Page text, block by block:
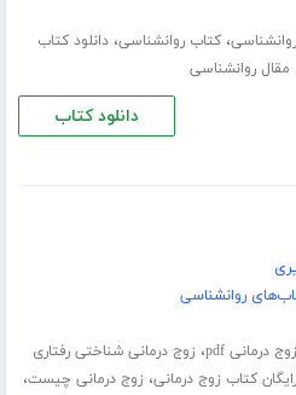
روانشناسی،کتاب روانشناسی،دانلود کتاب
مقال روانشناسی
دانلود کتاب
روانشناسی
زوج درمانی pdf ، زوج درمانی شناختی رفتاری
کتاب زوج درمانی، زوج درمانی چیست،